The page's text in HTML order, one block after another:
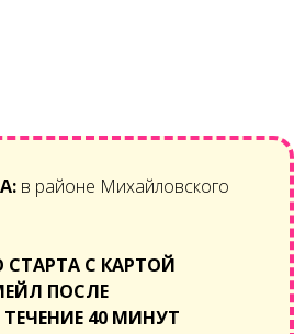
в районе Михайловского
С КАРТОЙ
ПОСЛЕ
40 МИНУТ